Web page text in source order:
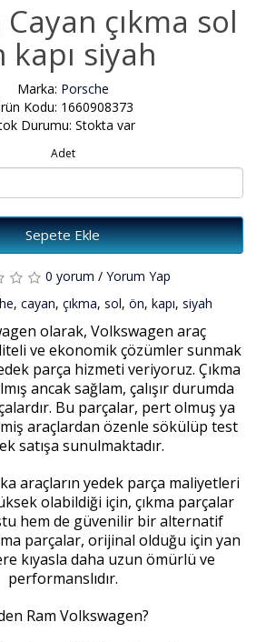
çıkma sol
kapı siyah
Marka: Porsche
Kodu: 1660908373
Durumu: Stokta var
Adet
Sepete Ekle
0 yorum / Yorum Yap
, cayan, çıkma, sol, ön, kapı, siyah
olarak, Volkswagen araç
ve ekonomik çözümler sunmak
parça hizmeti veriyoruz. Çıkma
ancak sağlam, çalışır durumda
Bu parçalar, pert olmuş ya
araçlardan özenle sökülüp test
satışa sunulmaktadır.
araçların yedek parça maliyetleri
olabildiği için, çıkma parçalar
hem de güvenilir bir alternatif
parçalar, orijinal olduğu için yan
kıyasla daha uzun ömürlü ve
performanslıdır.
Ram Volkswagen?